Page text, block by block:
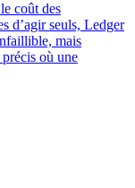
coût des
d’agir seuls, Ledger
mais
où une